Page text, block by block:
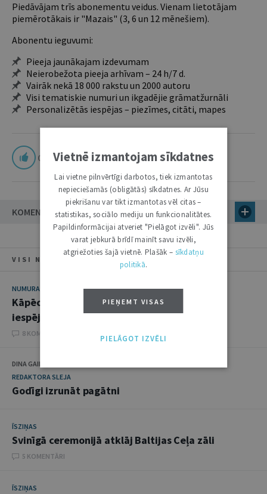
Piedāvājam trīs abonementu veidus. Vienam lietotājam
piemērotākais ir "Mazais" (3, 6 un 12 mēnešiem).
Abonentu ieguvumi:
Pieeja jaunākajam izdevumam
Neierobežota pieeja arhīvam – 24 h/7 d.
Vairāk nekā 18 000 rakstu un 2000 autoru
Visi tematiskie numuri un ikgadējie grāmatžurnāli
Personalizētās iespējas – piezīmes, citāti, mapes
0
KOMENTĀRI (1)
VISI NUMURA RAKSTI
NUMURA TĒMA
Kāpēc jāapzina okupācijas sekas, un vai ir
iespējams saņemt zaudējumu atlīdzinājumu
8 KOMENTĀRI
DINA GAILĪTE
REDAKTORA SLEJA
Godīgi izrunāt pagātni
ĪSZIŅAS
Svinīgā ceremonijā atklāj Baltijas Ceļa zāli
5 KOMENTĀRI
ĪSZIŅAS
Vietnē izmantojam sīkdatnes
Lai vietne pilnvērtīgi darbotos, tiek izmantotas
nepieciešamās (obligātās) sīkdatnes. Ar Jūsu
piekrišanu var tikt izmantotas vēl citas –
statistikas, sociālo mediju un funkcionalitātes.
Papildinformācijai atveriet "Pielāgot izvēli". Jūs
varat jebkurā brīdī mainīt savu izvēli,
atgriežoties šajā vietnē. Plašāk – sīkdatņu
politikā.
PIEŅEMT VISAS
PIELĀGOT IZVĒLI